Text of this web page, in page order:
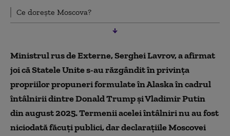
Ce dorește Moscova?
Ministrul rus de Externe, Serghei Lavrov, a afirmat
joi că Statele Unite s-au răzgândit în privința
propriilor propuneri formulate în Alaska în cadrul
întâlnirii dintre Donald Trump și Vladimir Putin
din august 2025. Termenii acelei întâlniri nu au fost
niciodată făcuți publici, dar declarațiile Moscovei